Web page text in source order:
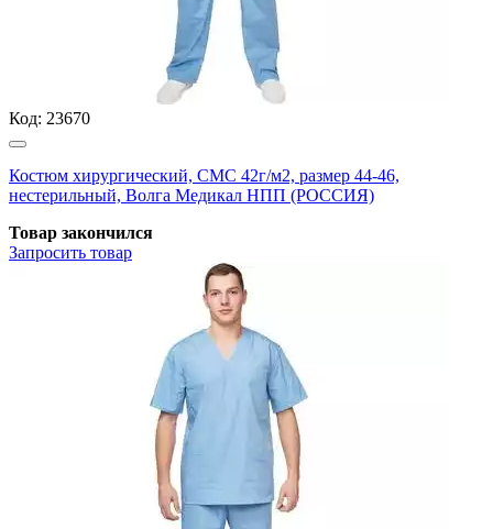
Код: 23670
Костюм хирургический, СМС 42г/м2, размер 44-46,
нестерильный, Волга Медикал НПП (РОССИЯ)
Товар закончился
Запросить товар